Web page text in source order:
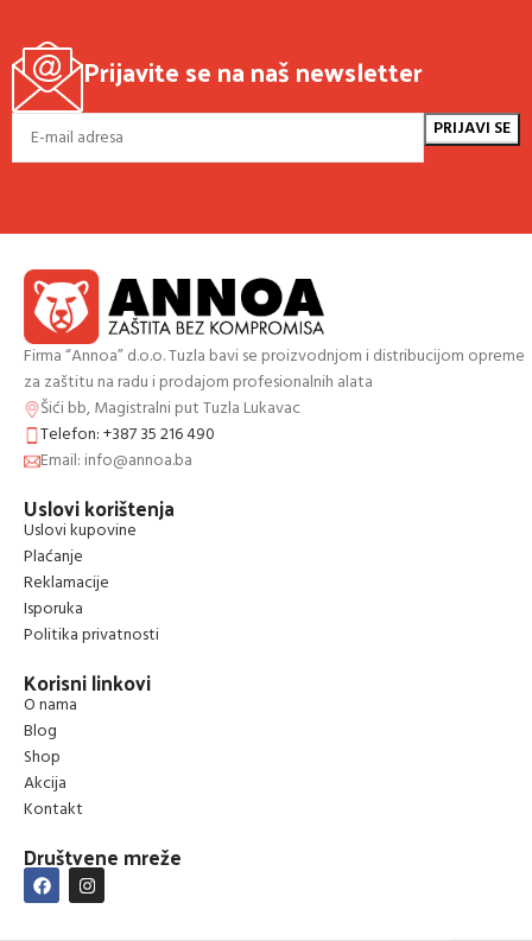
Prijavite se na naš newsletter
Firma “Annoa” d.o.o. Tuzla bavi se proizvodnjom i distribucijom opreme
za zaštitu na radu i prodajom profesionalnih alata
Šići bb, Magistralni put Tuzla Lukavac
Telefon: +387 35 216 490
Email: info@annoa.ba
Uslovi korištenja
Uslovi kupovine
Plaćanje
Reklamacije
Isporuka
Politika privatnosti
Korisni linkovi
O nama
Blog
Shop
Akcija
Kontakt
Društvene mreže